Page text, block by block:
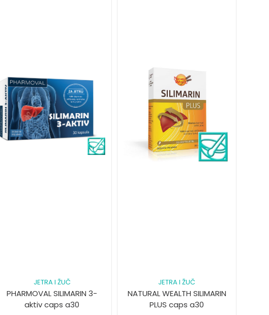
JETRA I ŽUČ
PHARMOVAL SILIMARIN 3-
aktiv caps a30
JETRA I ŽUČ
NATURAL WEALTH SILIMARIN
PLUS caps a30